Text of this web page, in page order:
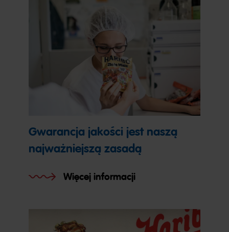
Gwarancja jakości jest naszą
najważniejszą zasadą
Więcej informacji